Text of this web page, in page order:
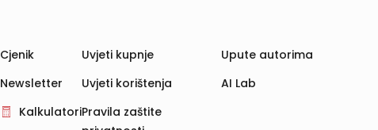
Cjenik
Newsletter
Kalkulatori
Uvjeti kupnje
Uvjeti korištenja
Pravila zaštite
Upute autorima
AI Lab